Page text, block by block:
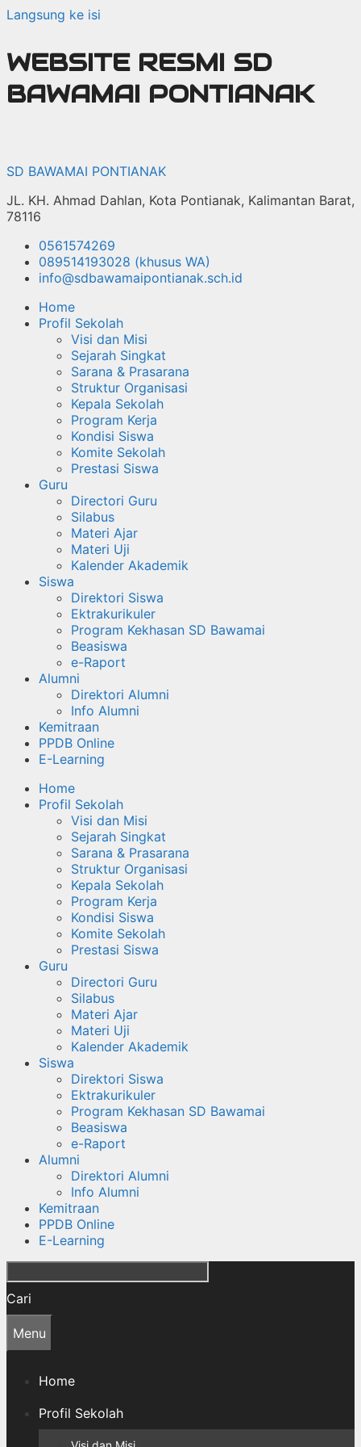
Langsung ke isi
WEBSITE RESMI SD
BAWAMAI PONTIANAK
SD BAWAMAI PONTIANAK
JL. KH. Ahmad Dahlan, Kota Pontianak, Kalimantan Barat,
78116
0561574269
089514193028 (khusus WA)
info@sdbawamaipontianak.sch.id
Home
Profil Sekolah
Visi dan Misi
Sejarah Singkat
Sarana & Prasarana
Struktur Organisasi
Kepala Sekolah
Program Kerja
Kondisi Siswa
Komite Sekolah
Prestasi Siswa
Guru
Directori Guru
Silabus
Materi Ajar
Materi Uji
Kalender Akademik
Siswa
Direktori Siswa
Ektrakurikuler
Program Kekhasan SD Bawamai
Beasiswa
e-Raport
Alumni
Direktori Alumni
Info Alumni
Kemitraan
PPDB Online
E-Learning
Home
Profil Sekolah
Visi dan Misi
Sejarah Singkat
Sarana & Prasarana
Struktur Organisasi
Kepala Sekolah
Program Kerja
Kondisi Siswa
Komite Sekolah
Prestasi Siswa
Guru
Directori Guru
Silabus
Materi Ajar
Materi Uji
Kalender Akademik
Siswa
Direktori Siswa
Ektrakurikuler
Program Kekhasan SD Bawamai
Beasiswa
e-Raport
Alumni
Direktori Alumni
Info Alumni
Kemitraan
PPDB Online
E-Learning
Cari
Menu
Home
Profil Sekolah